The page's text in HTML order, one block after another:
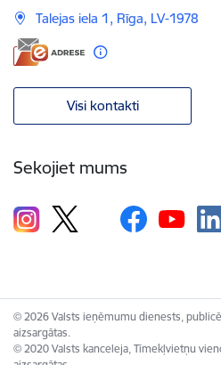
Talejas iela 1, Rīga, LV-1978
Visi kontakti
Sekojiet mums
© 2026 Valsts ieņēmumu dienests,
aizsargātas.
© 2020 Valsts kanceleja, Tīmekļvietņu